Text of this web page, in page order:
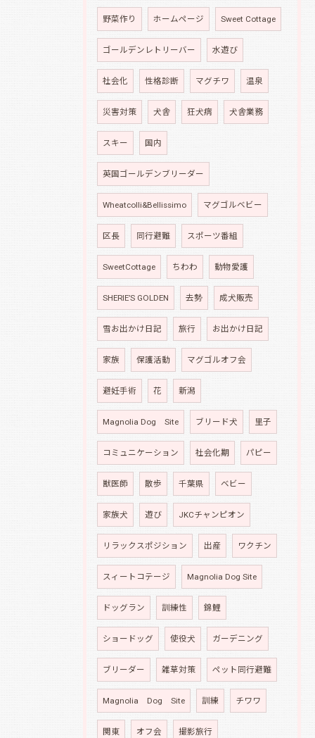
野菜作り ホームページ Sweet Cottage
ゴールデンレトリーバー 水遊び
社会化 性格診断 マグチワ 温泉
災害対策 犬舎 狂犬病 犬舎業務
スキー 国内
英国ゴールデンブリーダー
Wheatcolli&Bellissimo マグゴルベビー
区長 同行避難 スポーツ番組
SweetCottage ちわわ 動物愛護
SHERIE’S GOLDEN 去勢 成犬販売
雪お出かけ日記 旅行 お出かけ日記
家族 保護活動 マグゴルオフ会
避妊手術 花 新潟
Magnolia Dog Site ブリード犬 里子
コミュニケーション 社会化期 パピー
獣医師 散歩 千葉県 ベビー
家族犬 遊び JKCチャンピオン
リラックスポジション 出産 ワクチン
スィートコテージ Magnolia Dog Site
ドッグラン 訓練性 錦鯉
ショードッグ 使役犬 ガーデニング
ブリーダー 雑草対策 ペット同行避難
Magnolia Dog Site 訓練 チワワ
関東 オフ会 撮影旅行